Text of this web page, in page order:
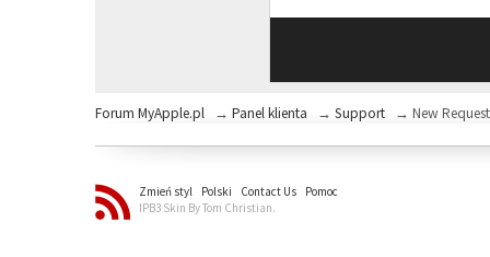
Forum MyApple.pl → Panel klienta → Support → New Request
Zmień styl Polski Contact Us
Pomoc
IPB3 Skin By Tom Christian.